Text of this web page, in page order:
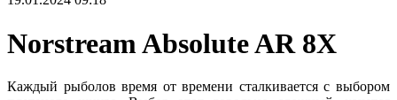
Norstream Absolute AR 8X
Каждый рыболов время от времени сталкивается с выбором